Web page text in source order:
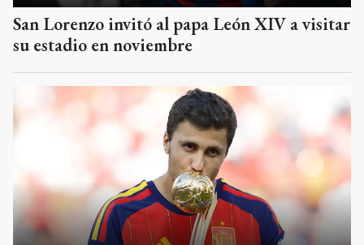
San Lorenzo invitó al papa León XIV a visitar
su estadio en noviembre